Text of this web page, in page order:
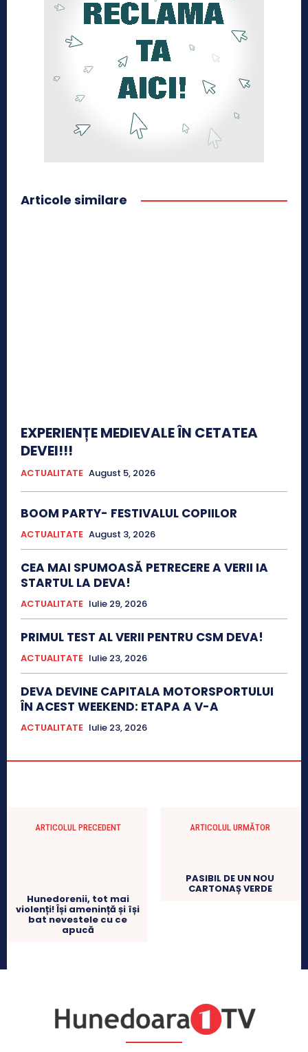
Articole similare
EXPERIENȚE MEDIEVALE ÎN CETATEA
DEVEI!!!
ACTUALITATE August 5, 2026
BOOM PARTY- FESTIVALUL COPIILOR
ACTUALITATE August 3, 2026
CEA MAI SPUMOASĂ PETRECERE A VERII IA
STARTUL LA DEVA!
ACTUALITATE Iulie 29, 2026
PRIMUL TEST AL VERII PENTRU CSM DEVA!
ACTUALITATE Iulie 23, 2026
DEVA DEVINE CAPITALA MOTORSPORTULUI
ÎN ACEST WEEKEND: ETAPA A V-A
ACTUALITATE Iulie 23, 2026
ARTICOLUL PRECEDENT
Hunedorenii, tot mai
violenți! Își amenință și își
bat nevestele cu ce
apucă
ARTICOLUL URMĂTOR
PASIBIL DE UN NOU
CARTONAȘ VERDE